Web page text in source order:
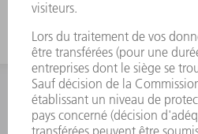
Foire aux